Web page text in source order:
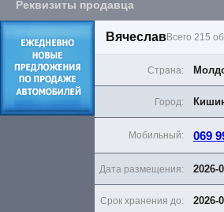
Реквизиты продавца
ВячеславВсего 215
Страна:
Дата размещения: 2026-
Город:
Срок хранения до: 2026-
Мобильный: 069